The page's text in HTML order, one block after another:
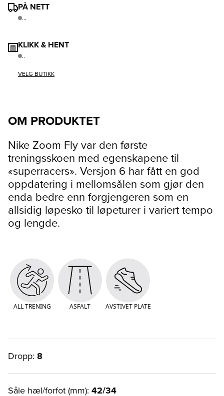
PÅ NETT
...
KLIKK & HENT
..
VELG BUTIKK
OM PRODUKTET
Nike Zoom Fly var den første
treningsskoen med egenskapene til
«superracers». Versjon 6 har fått en god
oppdatering i mellomsålen som gjør den
enda bedre enn forgjengeren som en
allsidig løpesko til løpeturer i variert tempo
og lengde.
ALL TRENING ASFALT AVSTIVET PLATE
Dropp: 8
Såle hæl/forfot (mm): 42/34